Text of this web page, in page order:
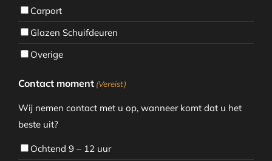
Carport
Glazen Schuifdeuren
Overige
Contact moment (Vereist)
Wij nemen contact met u op, wanneer komt dat u het
beste uit?
Ochtend 9 – 12 uur